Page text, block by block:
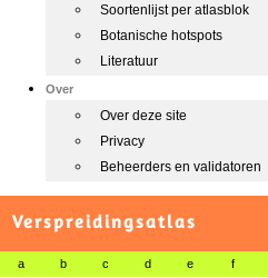
Soortenlijst per atlasblok
Botanische hotspots
Literatuur
Over
Over deze site
Privacy
Beheerders en validatoren
Verspreidingsatlas
a b c d e f